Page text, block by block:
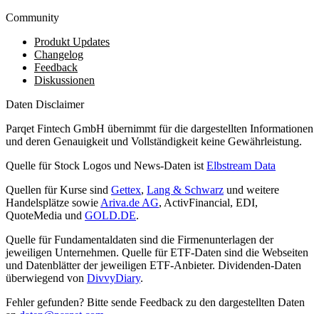
Community
Produkt Updates
Changelog
Feedback
Diskussionen
Daten Disclaimer
Parqet Fintech GmbH übernimmt für die dargestellten Informationen
und deren Genauigkeit und Vollständigkeit keine Gewährleistung.
Quelle für Stock Logos und News-Daten ist Elbstream Data
Quellen für Kurse sind Gettex, Lang & Schwarz und weitere
Handelsplätze sowie Ariva.de AG, ActivFinancial, EDI,
QuoteMedia und GOLD.DE.
Quelle für Fundamentaldaten sind die Firmenunterlagen der
jeweiligen Unternehmen. Quelle für ETF-Daten sind die Webseiten
und Datenblätter der jeweiligen ETF-Anbieter. Dividenden-Daten
überwiegend von DivvyDiary.
Fehler gefunden? Bitte sende Feedback zu den dargestellten Daten